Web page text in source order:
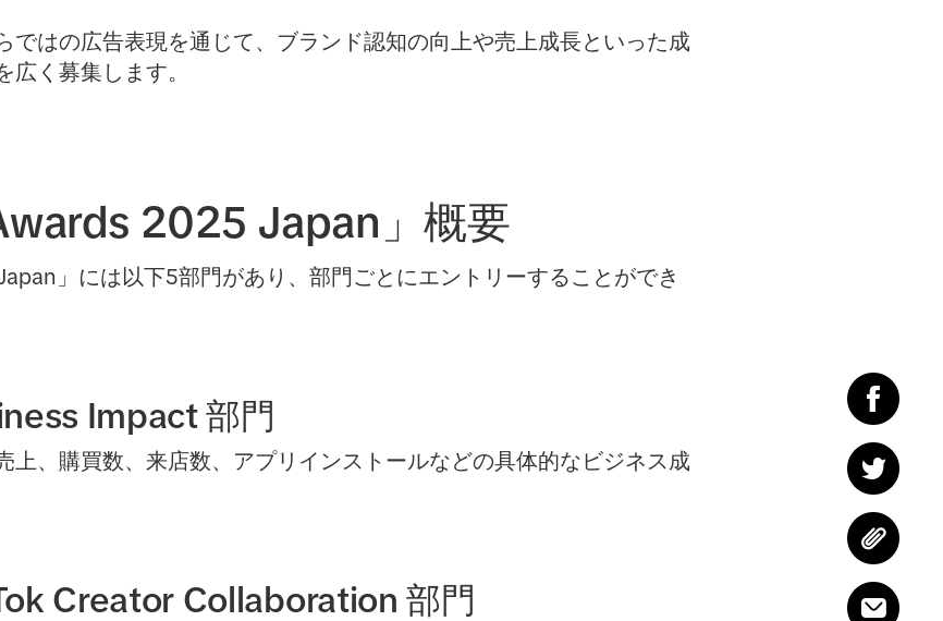
ではの広告表現を通じて、ブランド認知の向上や売上成長といった成
く募集します。
2025 Japan」概要
」には以下5部門があり、部門ごとにエントリーすることができ
Impact 部門
上、購買数、来店数、アプリインストールなどの具体的なビジネス成
Creator Collaboration 部門